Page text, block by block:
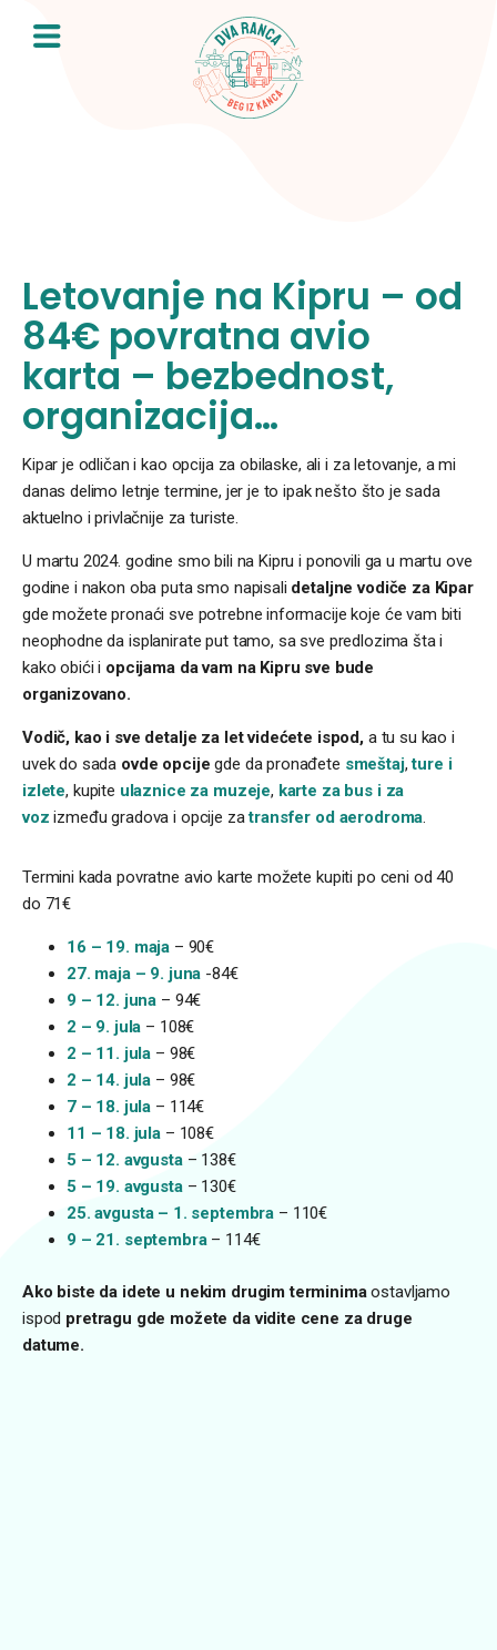
content
Letovanje na Kipru – od
84€ povratna avio
karta – bezbednost,
organizacija…
Kipar je odličan i kao opcija za obilaske, ali i za letovanje, a mi
danas delimo letnje termine, jer je to ipak nešto što je sada
aktuelno i privlačnije za turiste.
U martu 2024. godine smo bili na Kipru i ponovili ga u martu ove
godine i nakon oba puta smo napisali detaljne vodiče za Kipar
gde možete pronaći sve potrebne informacije koje će vam biti
neophodne da isplanirate put tamo, sa sve predlozima šta i
kako obići i opcijama da vam na Kipru sve bude
organizovano.
Vodič, kao i sve detalje za let videćete ispod,a tu su kao i
uvek do sada ovde opcije gde da pronađete smeštaj,ture i
izlete, kupite ulaznice za muzeje, karte za bus i za
voz između gradova i opcije zatransfer od aerodroma.
Termini kada povratne avio karte možete kupiti po ceni od 40
do 71€
16 – 19. maja – 90€
27. maja – 9. juna -84€
9 – 12. juna – 94€
2 – 9. jula – 108€
2 – 11. jula – 98€
2 – 14. jula – 98€
7 – 18. jula – 114€
11 – 18. jula – 108€
5 – 12. avgusta– 138€
5 – 19. avgusta– 130€
25. avgusta – 1. septembra – 110€
9 – 21. septembra– 114€
Ako biste da idete u nekim drugim terminimaostavljamo
ispod pretragu gde možete da vidite cene za druge
datume.